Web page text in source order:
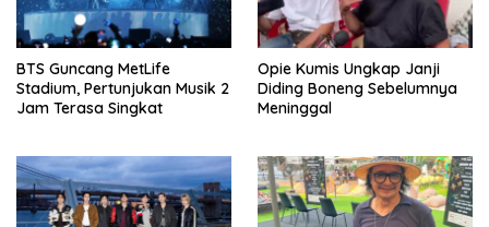
BTS Guncang MetLife
Stadium, Pertunjukan Musik 2
Jam Terasa Singkat
Opie Kumis Ungkap Janji
Diding Boneng Sebelumnya
Meninggal